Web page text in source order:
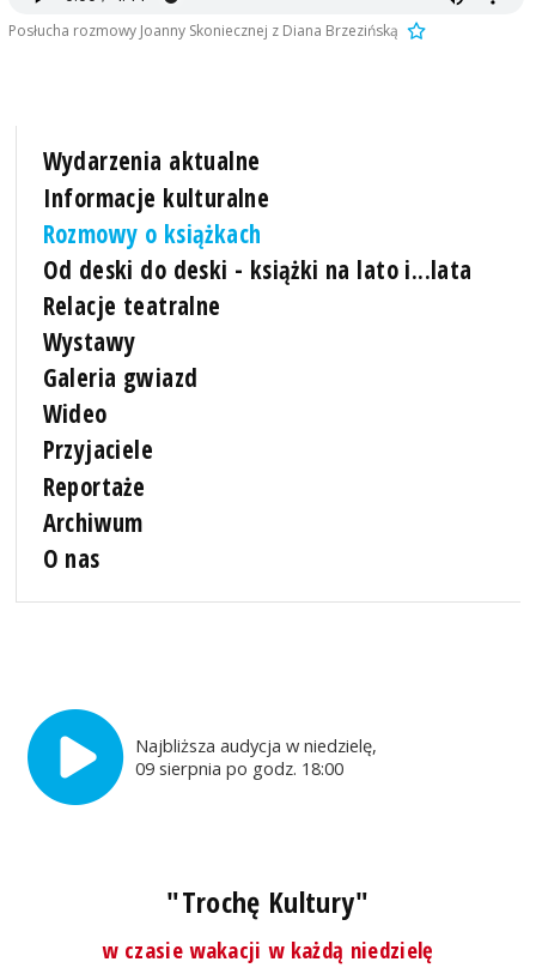
Posłucha rozmowy Joanny Skoniecznej z Diana Brzezińską
Wydarzenia aktualne
Informacje kulturalne
Rozmowy o książkach
Od deski do deski - książki na lato i...lata
Relacje teatralne
Wystawy
Galeria gwiazd
Wideo
Przyjaciele
Reportaże
Archiwum
O nas
Najbliższa audycja w niedzielę,
09 sierpnia po godz. 18:00
"Trochę Kultury"
w czasie wakacji w każdą niedzielę